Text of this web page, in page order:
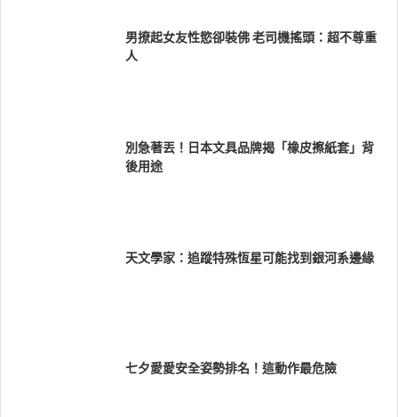
男撩起女友性慾卻裝佛 老司機搖頭：超不尊重
人
別急著丟！日本文具品牌揭「橡皮擦紙套」背
後用途
天文學家：追蹤特殊恆星可能找到銀河系邊緣
七夕愛愛安全姿勢排名！這動作最危險